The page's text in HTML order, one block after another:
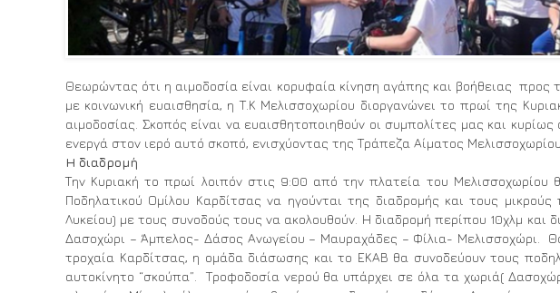
Θεωρώντας ότι η αιμοδοσία είναι κορυφαία κίνηση αγάπης και βοήθειας
με κοινωνική ευαισθησία, η Τ.Κ Μελισσοχωρίου διοργανώνει το πρωί της
αιμοδοσίας. Σκοπός είναι να ευαισθητοποιηθούν οι συμπολίτες μας και
ενεργά στον ιερό αυτό σκοπό, ενισχύοντας της Τράπεζα Αίματος Μελισσοχωρίου.
Η διαδρομή
Την Κυριακή το πρωί λοιπόν στις 9:00 από την πλατεία του Μελισσοχωρίου
Ποδηλατικού Ομίλου Καρδίτσας να ηγούνται της διαδρομής και τους
Λυκείου) με τους συνοδούς τους να ακολουθούν. Η διαδρομή περίπου 10χλμ και
Δασοχώρι – Άμπελος- Δάσος Ανωγείου – Μαυραχάδες – Φίλια- Μελισσοχώρι.
τροχαία Καρδίτσας, η ομάδα διάσωσης και το ΕΚΑΒ θα συνοδεύουν τους
αυτοκίνητο “σκούπα”. Τροφοδοσία νερού θα υπάρχει σε όλα τα χωριά(